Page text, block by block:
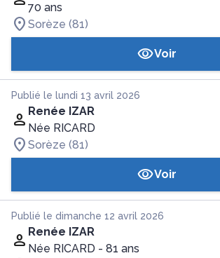
70 ans
Sorèze (81)
Voir
Publié le lundi 13 avril 2026
Renée IZAR
Née RICARD
Sorèze (81)
Voir
Publié le dimanche 12 avril 2026
Renée IZAR
Née RICARD - 81 ans